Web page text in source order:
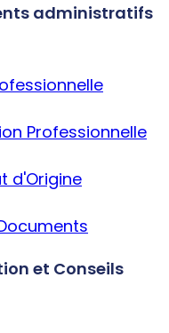
administratifs
Professionnelle
d'Origine
et Conseils